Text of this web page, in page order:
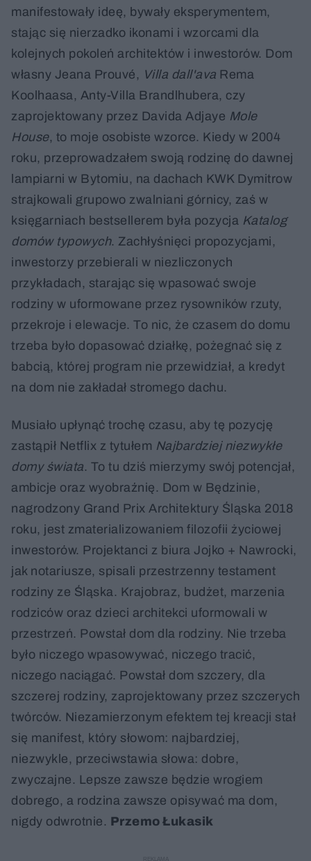
manifestowały ideę, bywały eksperymentem,
stając się nierzadko ikonami i wzorcami dla
kolejnych pokoleń architektów i inwestorów. Dom
własny Jeana Prouvé, Villa dall'ava Rema
Koolhaasa, Anty-Villa Brandlhubera, czy
zaprojektowany przez Davida Adjaye Mole
House, to moje osobiste wzorce. Kiedy w 2004
roku, przeprowadzałem swoją rodzinę do dawnej
lampiarni w Bytomiu, na dachach KWK Dymitrow
strajkowali grupowo zwalniani górnicy, zaś w
księgarniach bestsellerem była pozycja Katalog
domów typowych. Zachłyśnięci propozycjami,
inwestorzy przebierali w niezliczonych
przykładach, starając się wpasować swoje
rodziny w uformowane przez rysowników rzuty,
przekroje i elewacje. To nic, że czasem do domu
trzeba było dopasować działkę, pożegnać się z
babcią, której program nie przewidział, a kredyt
na dom nie zakładał stromego dachu.
Musiało upłynąć trochę czasu, aby tę pozycję
zastąpił Netflix z tytułem Najbardziej niezwykłe
domy świata. To tu dziś mierzymy swój potencjał,
ambicje oraz wyobraźnię. Dom w Będzinie,
nagrodzony Grand Prix Architektury Śląska 2018
roku, jest zmaterializowaniem filozofii życiowej
inwestorów. Projektanci z biura Jojko + Nawrocki,
jak notariusze, spisali przestrzenny testament
rodziny ze Śląska. Krajobraz, budżet, marzenia
rodziców oraz dzieci architekci uformowali w
przestrzeń. Powstał dom dla rodziny. Nie trzeba
było niczego wpasowywać, niczego tracić,
niczego naciągać. Powstał dom szczery, dla
szczerej rodziny, zaprojektowany przez szczerych
twórców. Niezamierzonym efektem tej kreacji stał
się manifest, który słowom: najbardziej,
niezwykle, przeciwstawia słowa: dobre,
zwyczajne. Lepsze zawsze będzie wrogiem
dobrego, a rodzina zawsze opisywać ma dom,
nigdy odwrotnie. Przemo Łukasik